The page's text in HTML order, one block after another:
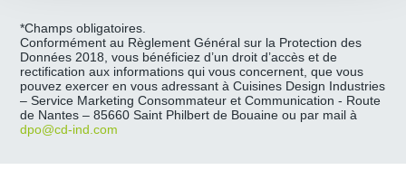
*Champs obligatoires.
Conformément au Règlement Général sur la Protection des
Données 2018, vous bénéficiez d’un droit d’accès et de
rectification aux informations qui vous concernent, que vous
pouvez exercer en vous adressant à Cuisines Design Industries
– Service Marketing Consommateur et Communication - Route
de Nantes – 85660 Saint Philbert de Bouaine ou par mail à
dpo@cd-ind.com